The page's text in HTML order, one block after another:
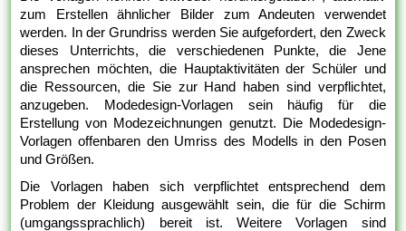
zum Erstellen ähnlicher Bilder zum Andeuten verwendet
werden. In der Grundriss werden Sie aufgefordert, den Zweck
dieses Unterrichts, die verschiedenen Punkte, die Jene
ansprechen möchten, die Hauptaktivitäten der Schüler und
die Ressourcen, die Sie zur Hand haben sind verpflichtet,
anzugeben. Modedesign-Vorlagen sein häufig für die
Erstellung von Modezeichnungen genutzt. Die Modedesign-
Vorlagen offenbaren den Umriss des Modells in den Posen
und Größen.
Die Vorlagen haben sich verpflichtet entsprechend dem
Problem der Kleidung ausgewählt sein, die für die Schirm
(umgangssprachlich) bereit ist. Weitere Vorlagen sind